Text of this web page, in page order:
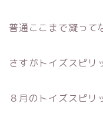
普通ここまで凝って
さすがトイズスピリ
８月のトイズスピリ